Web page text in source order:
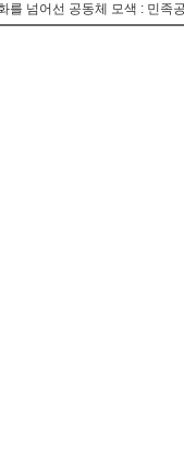
를 넘어선 공동체 모색 : 민족